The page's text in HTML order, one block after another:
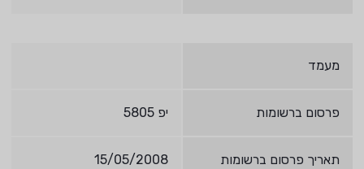
מעמד
פרסום ברשומות יפ 5805
תאריך פרסום ברשומות 15/05/2008